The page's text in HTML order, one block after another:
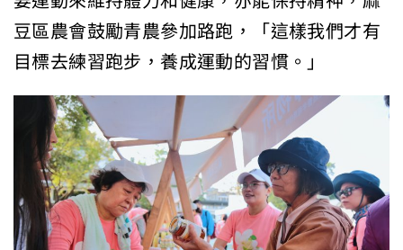
豆區農會鼓勵青農參加路跑，「這樣我們才有
目標去練習跑步，養成運動的習慣。」